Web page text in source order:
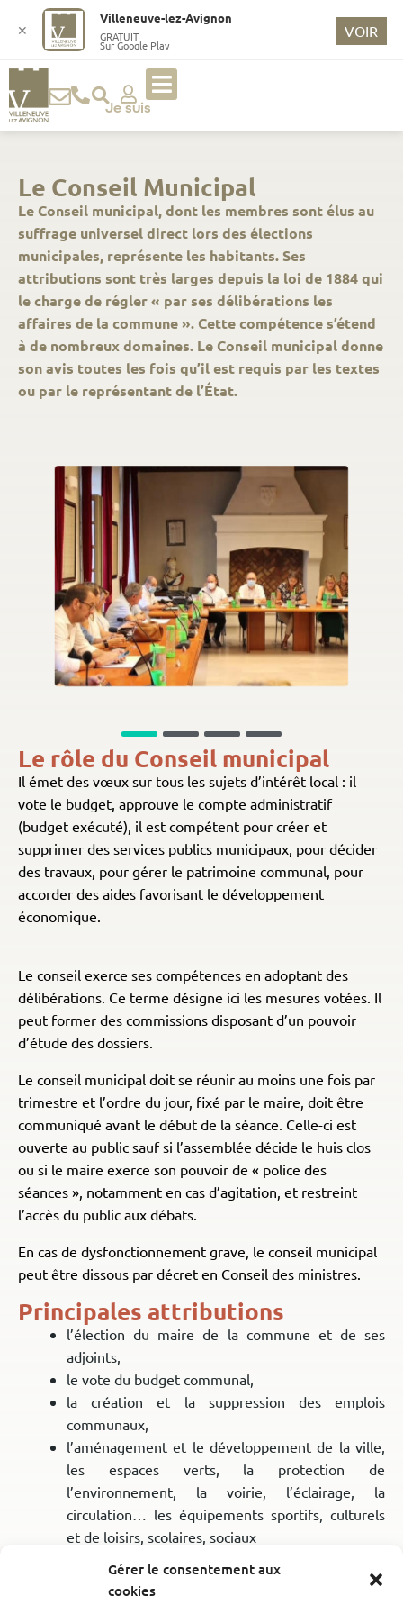
Gérer le consentement aux
cookies
Je suis
Le Conseil Municipal
Le Conseil municipal, dont les membres sont élus au
suffrage universel direct lors des élections
municipales, représente les habitants. Ses
attributions sont très larges depuis la loi de 1884 qui
le charge de régler « par ses délibérations les
affaires de la commune ». Cette compétence s’étend
à de nombreux domaines. Le Conseil municipal donne
son avis toutes les fois qu’il est requis par les textes
ou par le représentant de l’État.
Le rôle du Conseil municipal
Il émet des vœux sur tous les sujets d’intérêt local : il
vote le budget, approuve le compte administratif
(budget exécuté), il est compétent pour créer et
supprimer des services publics municipaux, pour décider
des travaux, pour gérer le patrimoine communal, pour
accorder des aides favorisant le développement
économique.
Le conseil exerce ses compétences en adoptant des
délibérations. Ce terme désigne ici les mesures votées. Il
peut former des commissions disposant d’un pouvoir
d’étude des dossiers.
Le conseil municipal doit se réunir au moins une fois par
trimestre et l’ordre du jour, fixé par le maire, doit être
communiqué avant le début de la séance. Celle-ci est
ouverte au public sauf si l’assemblée décide le huis clos
ou si le maire exerce son pouvoir de « police des
séances », notamment en cas d’agitation, et restreint
l’accès du public aux débats.
En cas de dysfonctionnement grave, le conseil municipal
peut être dissous par décret en Conseil des ministres.
Principales attributions
l’élection du maire de la commune et de ses
adjoints,
le vote du budget communal,
la création et la suppression des emplois
communaux,
l’aménagement et le développement de la ville,
les espaces verts, la protection de
l’environnement, la voirie, l’éclairage, la
circulation… les équipements sportifs, culturels
et de loisirs, scolaires, sociaux
personnes âgées en passant par la vie dans les
✕
Villeneuve-lez-Avignon
GRATUIT
Sur Google Play
VOIR